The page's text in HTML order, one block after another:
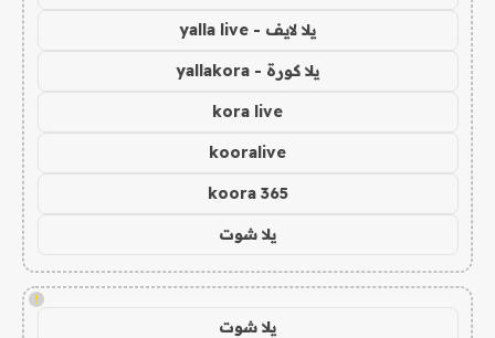
يلا لايف - yalla live
يلا كورة - yallakora
kora live
kooralive
koora 365
يلا شوت
!
يلا شوت